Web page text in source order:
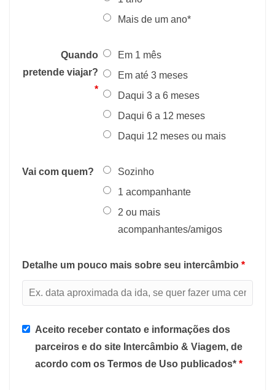
Mais de um ano*
Quando
pretende viajar?
*
Em 1 mês
Em até 3 meses
Daqui 3 a 6 meses
Daqui 6 a 12 meses
Daqui 12 meses ou mais
Vai com quem?
Sozinho
1 acompanhante
2 ou mais
acompanhantes/amigos
Detalhe um pouco mais sobre seu intercâmbio *
Aceito receber contato e informações dos
parceiros e do site Intercâmbio & Viagem, de
acordo com os Termos de Uso publicados* *